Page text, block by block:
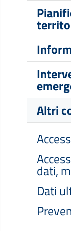
Altri
dati,
Dati